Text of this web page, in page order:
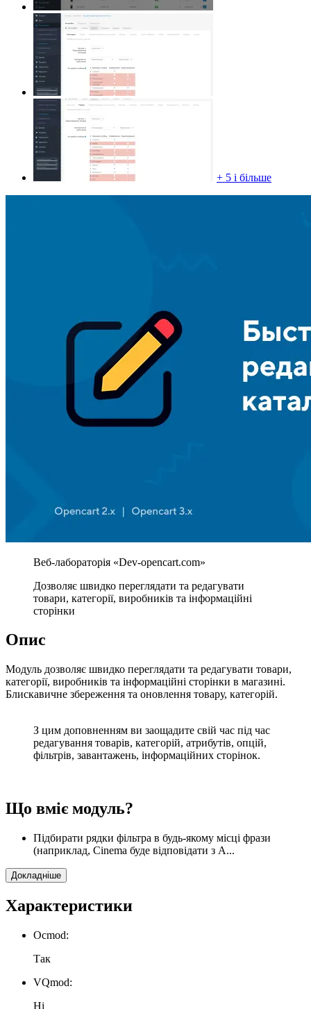
+ 5 і більше
Дозволяє швидко переглядати та редагувати
товари, категорії, виробників та інформаційні
сторінки
Опис
Модуль дозволяє швидко переглядати та редагувати товари,
категорії, виробників та інформаційні сторінки в магазині.
Блискавичне збереження та оновлення товару, категорій.
З цим доповненням ви заощадите свій час під час
редагування товарів, категорій, атрибутів, опцій,
фільтрів, завантажень, інформаційних сторінок.
Що вміє модуль?
Підбирати рядки фільтра в будь-якому місці фрази
(наприклад, Cinema буде відповідати з A...
Докладніше
Характеристики
Ocmod:
Так
VQmod:
Ні